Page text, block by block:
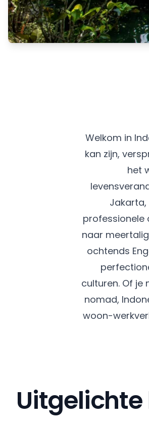
Welkom in
kan zijn,
het
professionele
naar
ochtends
culturen. Of je
nomad,
woon-